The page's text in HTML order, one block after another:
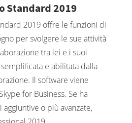
Standard 2019
2019 offre le funzioni di
per svolgere le sue attività
tra lei e i suoi
e abilitata dalla
Il software viene
for Business. Se ha
o più avanzate,